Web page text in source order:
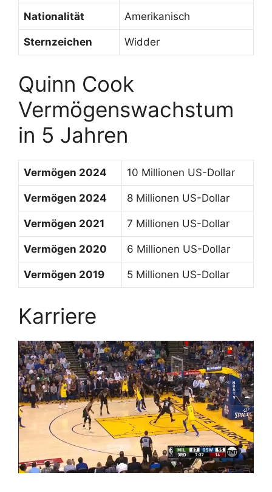
Nationalität Amerikanisch
Sternzeichen Widder
Quinn Cook
Vermögenswachstum
in 5 Jahren
Vermögen 2024 10 Millionen US-Dollar
Vermögen 2024 8 Millionen US-Dollar
Vermögen 2021 7 Millionen US-Dollar
Vermögen 2020 6 Millionen US-Dollar
Vermögen 2019 5 Millionen US-Dollar
Karriere